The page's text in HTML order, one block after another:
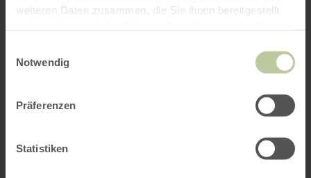
weiteren Daten zusammen, die Sie ihnen bereitgestellt
Notwendig
Präferenzen
Statistiken